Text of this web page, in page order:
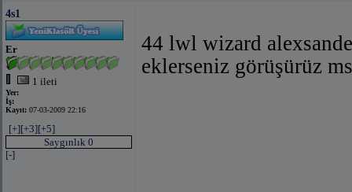
4s1
Er
1 ileti
Yer:
İş:
Kayıt: 07-03-2009 22:16
[+][+3][+5]
Saygınlık 0
[-]
44 lwl wizard
eklerseniz görüşürüz